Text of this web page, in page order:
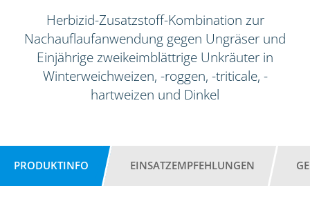
Herbizid-Zusatzstoff-Kombination zur
Nachauflaufanwendung gegen Ungräser und
Einjährige zweikeimblättrige Unkräuter in
Winterweichweizen, -roggen, -triticale, -
hartweizen und Dinkel
PRODUKTINFO EINSATZEMPFEHLUNGEN